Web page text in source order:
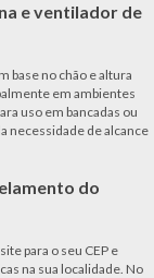
e ventilador de
base no chão e altura
em ambientes
uso em bancadas ou
necessidade de alcance
do
para o seu CEP e
na sua localidade. No